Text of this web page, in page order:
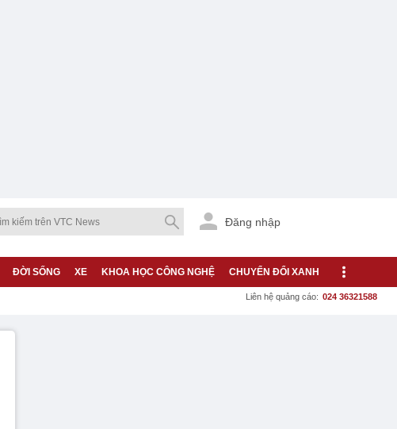
Đăng nhập
ĐỜI SỐNG XE KHOA HỌC CÔNG NGHỆ CHUYỂN ĐỔI XANH
Liên hệ quảng cáo: 024 36321588